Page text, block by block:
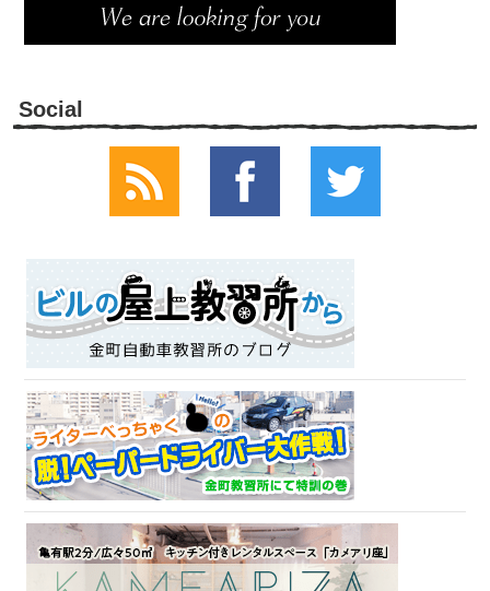
Social